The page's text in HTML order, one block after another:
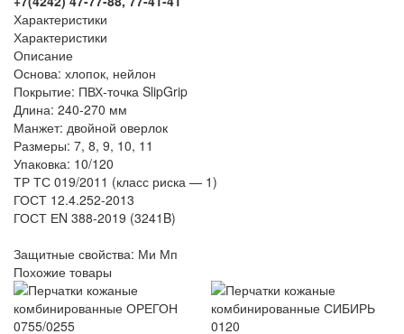
Характеристики
Характеристики
Описание
Основа: хлопок, нейлон
Покрытие: ПВХ-точка SlipGrip
Длина: 240-270 мм
Манжет: двойной оверлок
Размеры: 7, 8, 9, 10, 11
Упаковка: 10/120
ТР ТС 019/2011 (класс риска — 1)
ГОСТ 12.4.252-2013
ГОСТ ЕN 388-2019 (3241B)
Защитные свойства: Ми Мп
Похожие товары